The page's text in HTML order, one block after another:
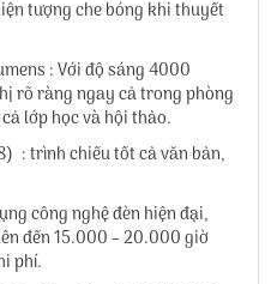
tượng che bóng khi thuyết
: Với độ sáng 4000
rõ ràng ngay cả trong phòng
lớp học và hội thảo.
: trình chiếu tốt cả văn bản,
công nghệ đèn hiện đại,
đến 15.000 – 20.000 giờ
phí.